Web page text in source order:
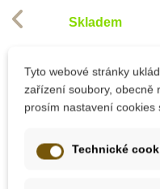
Skladem
Černo-bílé
schody (1-9)
Tyto webové stránky
zařízení soubory, obecně
prosím nastavení
Technické